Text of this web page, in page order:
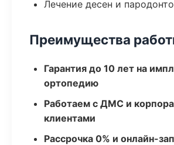
Лечение десен и
Преимущества
Гарантия до 10 лет на
ортопедию
Работаем с ДМС и
клиентами
Рассрочка 0% и онлайн-